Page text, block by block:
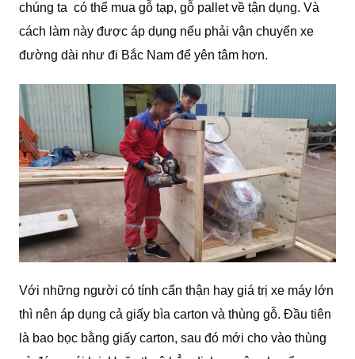
chúng ta có thể mua gỗ tạp, gỗ pallet về tận dụng. Và
cách làm này được áp dụng nếu phải vận chuyển xe
đường dài như đi Bắc Nam để yên tâm hơn.
Với những người có tính cẩn thận hay giá trị xe máy lớn
thì nên áp dụng cả giấy bìa carton và thùng gỗ. Đầu tiên
là bao bọc bằng giấy carton, sau đó mới cho vào thùng